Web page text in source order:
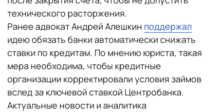
технического расторжения.
Ранее адвокат Андрей Алешкин поддержал
идею обязать банки автоматически снижать
ставки по кредитам. По мнению юриста, такая
мера необходима, чтобы кредитные
организации корректировали условия займов
вслед за ключевой ставкой Центробанка.
Актуальные новости и аналитика